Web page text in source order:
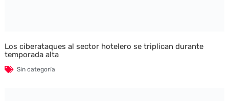
Los ciberataques al sector hotelero se triplican durante
temporada alta
Sin categoría